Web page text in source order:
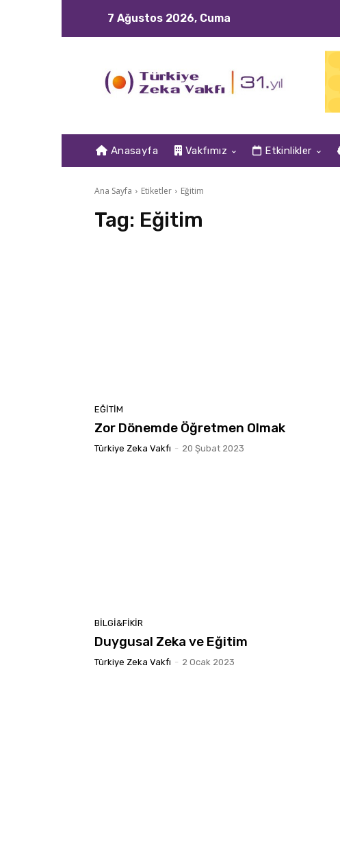
7 Ağustos 2026, Cuma
Anasayfa Vakfımız Etkinlikler
Ana Sayfa Etiketler Eğitim
Tag: Eğitim
EĞITIM
Zor Dönemde Öğretmen Olmak
Türkiye Zeka Vakfı - 20 Şubat 2023
BILGI&FIKIR
Duygusal Zeka ve Eğitim
Türkiye Zeka Vakfı - 2 Ocak 2023